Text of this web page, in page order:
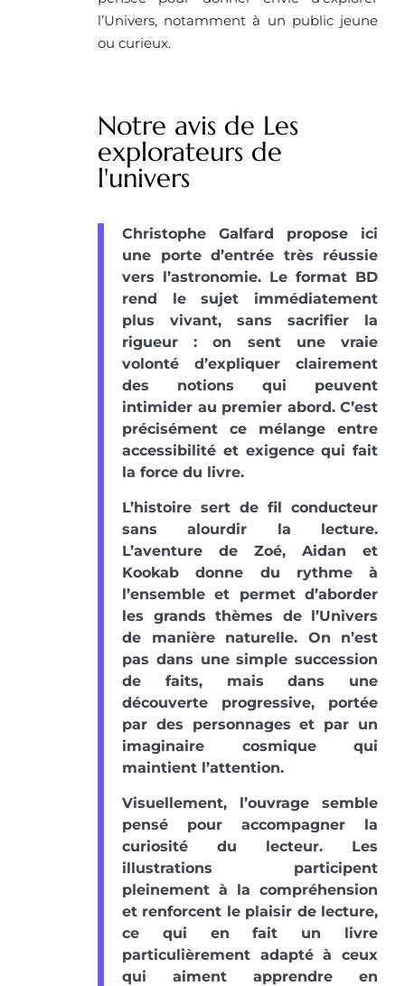
l’Univers, notamment à un public jeune
ou curieux.
Notre avis de Les
explorateurs de
l'univers
Christophe Galfard propose ici
une porte d’entrée très réussie
vers l’astronomie. Le format BD
rend le sujet immédiatement
plus vivant, sans sacrifier la
rigueur : on sent une vraie
volonté d’expliquer clairement
des notions qui peuvent
intimider au premier abord. C’est
précisément ce mélange entre
accessibilité et exigence qui fait
la force du livre.
L’histoire sert de fil conducteur
sans alourdir la lecture.
L’aventure de Zoé, Aidan et
Kookab donne du rythme à
l’ensemble et permet d’aborder
les grands thèmes de l’Univers
de manière naturelle. On n’est
pas dans une simple succession
de faits, mais dans une
découverte progressive, portée
par des personnages et par un
imaginaire cosmique qui
maintient l’attention.
Visuellement, l’ouvrage semble
pensé pour accompagner la
curiosité du lecteur. Les
illustrations participent
pleinement à la compréhension
et renforcent le plaisir de lecture,
ce qui en fait un livre
particulièrement adapté à ceux
qui aiment apprendre en